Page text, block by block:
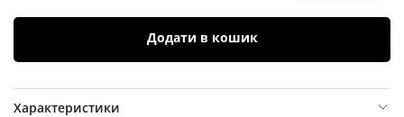
Додати в кошик
Характеристики